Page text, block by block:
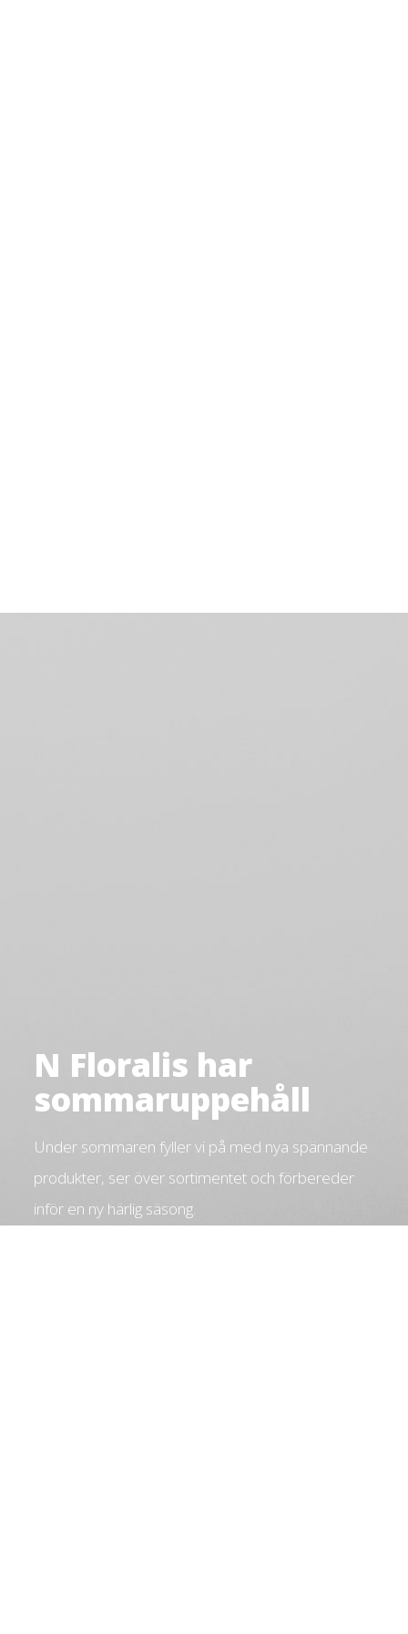
N Floralis har
sommaruppehåll
Under sommaren fyller vi på med nya spännande
produkter, ser över sortimentet och förbereder
inför en ny härlig säsong.